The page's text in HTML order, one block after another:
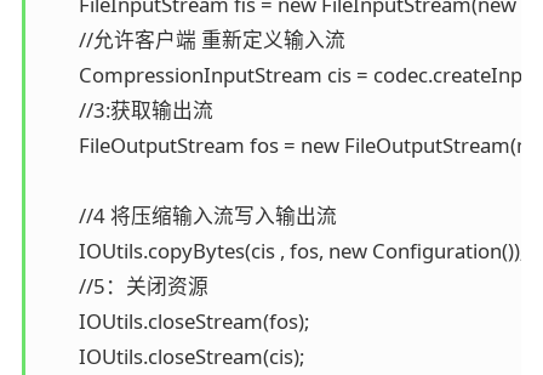
        //允许客户端 重新定义输入流
CompressionInputStream cis =
        //3:获取输出流
FileOutputStream fos = new
        //4 将压缩输入流写入输出流
        IOUtils.copyBytes(cis , fos, new Configuration());
        //5：关闭资源
        IOUtils.closeStream(fos);
        IOUtils.closeStream(cis);